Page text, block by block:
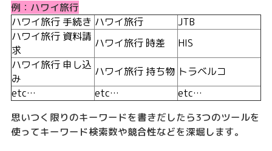
例：ハワイ旅行
ハワイ旅行 手続き ハワイ旅行
JTB
ハワイ旅行 資料請
求
ハワイ旅行 時差
HIS
ハワイ旅行 申し込
み
ハワイ旅行 持ち物 トラベルコ
etc…
etc…
etc…
思いつく限りのキーワードを書きだしたら3つのツールを
使ってキーワード検索数や競合性などを深堀します。